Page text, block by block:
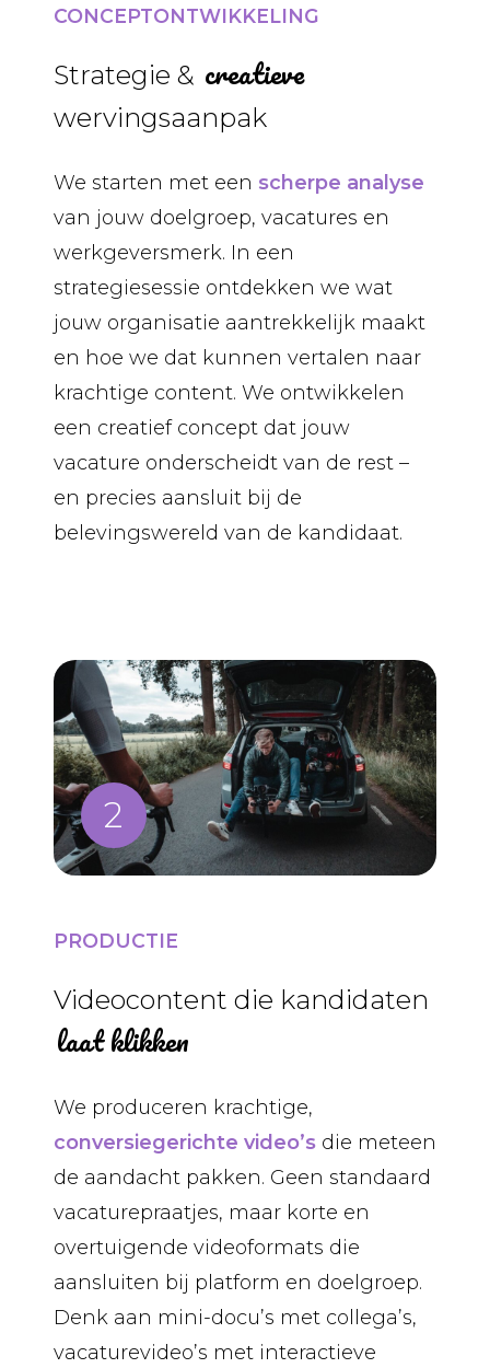
CONCEPTONTWIKKELING
Strategie & creatieve
wervingsaanpak
We starten met een scherpe analyse
van jouw doelgroep, vacatures en
werkgeversmerk. In een
strategiesessie ontdekken we wat
jouw organisatie aantrekkelijk maakt
en hoe we dat kunnen vertalen naar
krachtige content. We ontwikkelen
een creatief concept dat jouw
vacature onderscheidt van de rest –
en precies aansluit bij de
belevingswereld van de kandidaat.
PRODUCTIE
Videocontent die kandidaten
laat klikken
We produceren krachtige,
conversiegerichte video’sdie meteen
de aandacht pakken. Geen standaard
vacaturepraatjes, maar korte en
overtuigende videoformats die
aansluiten bij platform en doelgroep.
Denk aan mini-docu’s met collega’s,
vacaturevideo’s met interactieve